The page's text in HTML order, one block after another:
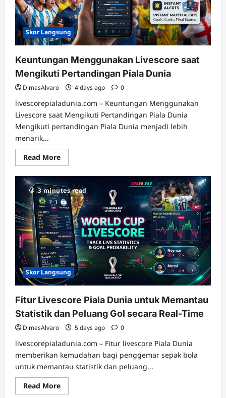
Skor Langsung
Keuntungan Menggunakan Livescore saat
Mengikuti Pertandingan Piala Dunia
DimasAlvaro 4 days ago 0
livescorepialadunia.com – Keuntungan Menggunakan
Livescore saat Mengikuti Pertandingan Piala Dunia
Mengikuti pertandingan Piala Dunia menjadi lebih
menarik...
Read MoreRead
more
Keuntungan
Menggunakan
Livescore
saat
Mengikuti
Pertandingan
Piala
Dunia
3 minutes read
Skor Langsung
Fitur Livescore Piala Dunia untuk Memantau
Statistik dan Peluang Gol secara Real-Time
DimasAlvaro 5 days ago 0
livescorepialadunia.com – Fitur livescore Piala Dunia
memberikan kemudahan bagi penggemar sepak bola
untuk memantau statistik dan peluang...
Read MoreRead
more